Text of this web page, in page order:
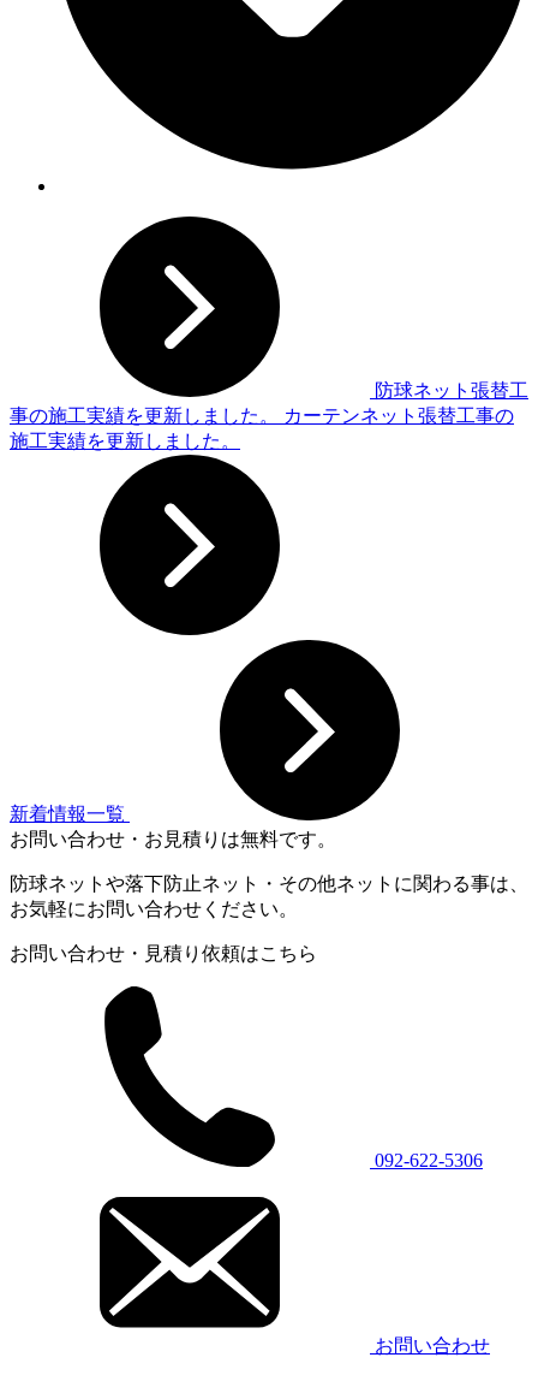
防球ネット張替工
事の施工実績を更新しました。
カーテンネット張替工事の
施工実績を更新しました。
新着情報一覧
お問い合わせ・お見積りは無料です。
防球ネットや落下防止ネット・その他ネットに関わる事は、
お気軽にお問い合わせください。
お問い合わせ・見積り依頼はこちら
092-622-5306
お問い合わせ